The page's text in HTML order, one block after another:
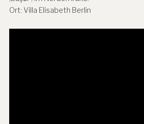
Ort: Villa Elisabeth Berlin